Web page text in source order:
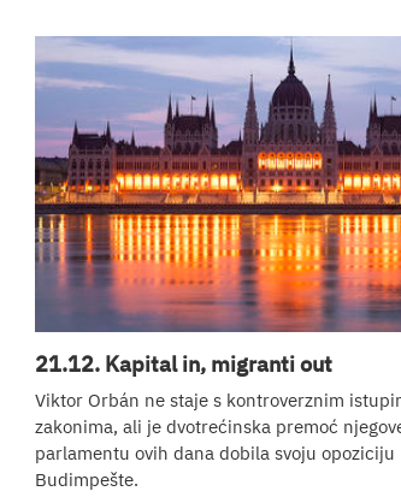
21.12. Kapital in, migranti out
Viktor Orbán ne staje s kontroverznim
zakonima, ali je dvotrećinska premoć
parlamentu ovih dana dobila svoju opoziciju
Budimpešte.